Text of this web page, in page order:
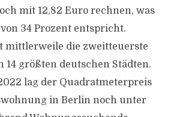
mit 12,82 Euro rechnen, was
34 Prozent entspricht.
mittlerweile die zweitteuerste
14 größten deutschen Städten.
lag der Quadratmeterpreis
in Berlin noch unter